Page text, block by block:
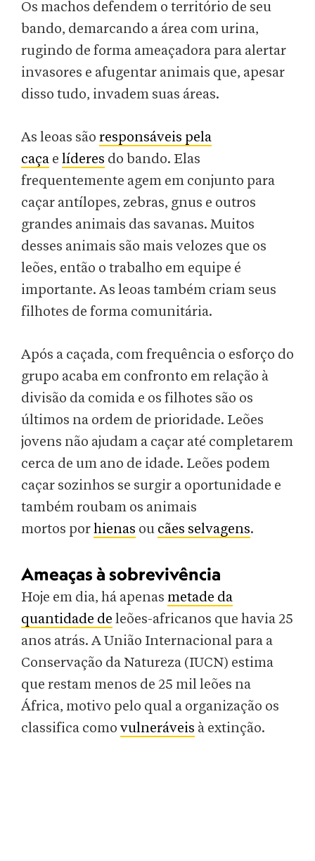
Os machos defendem o território de seu
bando, demarcando a área com urina,
rugindo de forma ameaçadora para alertar
invasores e afugentar animais que, apesar
disso tudo, invadem suas áreas.
As leoas são responsáveis pela
caça e líderes do bando. Elas
frequentemente agem em conjunto para
caçar antílopes, zebras, gnus e outros
grandes animais das savanas. Muitos
desses animais são mais velozes que os
leões, então o trabalho em equipe é
importante. As leoas também criam seus
filhotes de forma comunitária.
Após a caçada, com frequência o esforço do
grupo acaba em confronto em relação à
divisão da comida e os filhotes são os
últimos na ordem de prioridade. Leões
jovens não ajudam a caçar até completarem
cerca de um ano de idade. Leões podem
caçar sozinhos se surgir a oportunidade e
também roubam os animais
mortos porhienas ou cães selvagens.
Ameaças à sobrevivência
Hoje em dia, há apenas metade da
quantidade de leões-africanos que havia 25
anos atrás. A União Internacional para a
Conservação da Natureza (IUCN) estima
que restam menos de 25 mil leões na
África, motivo pelo qual a organização os
classifica como vulneráveis à extinção.